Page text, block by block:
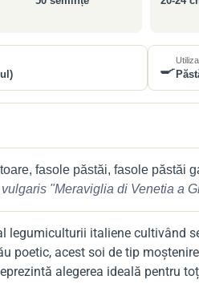
🍳
fasole păstăi, fasole păstăi
"Meraviglia di Venetia a
legumiculturii italiene cultivând
poetic, acest soi de tip
alegerea ideală pentru